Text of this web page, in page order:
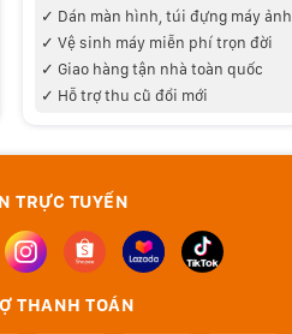
✓ Dán màn hình, túi đựng máy ảnh
✓ Vệ sinh máy miễn phí trọn đời
✓ Giao hàng tận nhà toàn quốc
✓ Hỗ trợ thu cũ đổi mới
TRỰC TUYẾN
THANH TOÁN